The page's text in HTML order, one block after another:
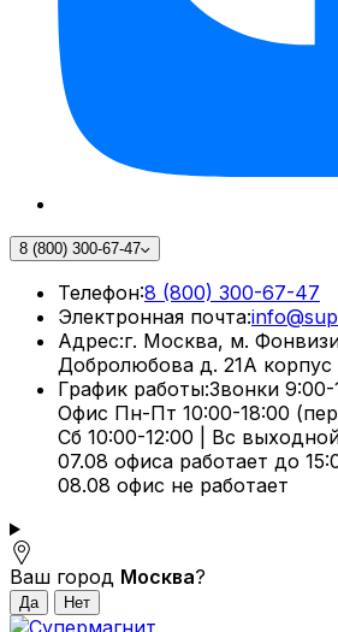
8 (800) 300-67-47
Телефон:8 (800) 300-67-47
Электронная почта:
Адрес:г. Москва, м.
Добролюбова д. 21А корпус
График работы:Звонки
Офис Пн-Пт 10:00-18:00
Сб 10:00-12:00 | Вс
07.08 офиса работает до
08.08 офис не работает
Ваш город Москва?